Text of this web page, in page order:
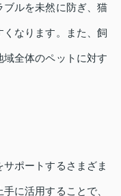
ブルを未然に防ぎ、猫
なります。また、飼
全体のペットに対す
ポートするさまざま
に活用することで、